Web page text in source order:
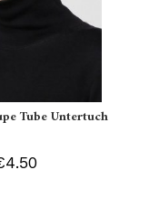
Tube Untertuch